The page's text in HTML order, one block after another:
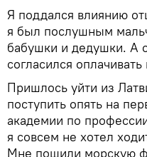
Я поддался влиянию
я был послушным
бабушки и дедушки. А
согласился
Пришлось уйти из
поступить опять на
академии по
я совсем не хотел
Мне пошили морскую